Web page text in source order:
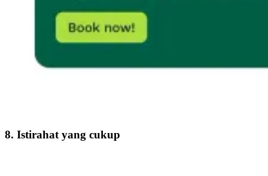
8. Istirahat yang cukup